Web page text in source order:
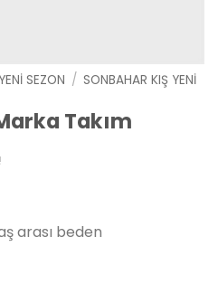
SEZON / SONBAHAR KIŞ YENI
Takım
arası beden